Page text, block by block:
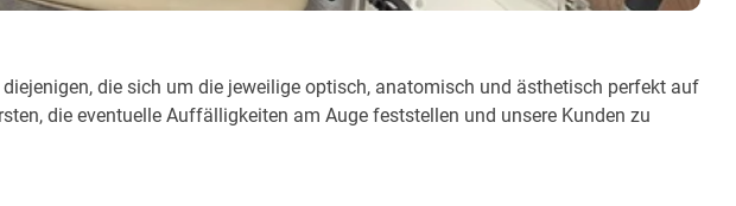
die sich um die jeweilige optisch, anatomisch und ästhetisch perfekt auf
die eventuelle Auffälligkeiten am Auge feststellen und unsere Kunden zu